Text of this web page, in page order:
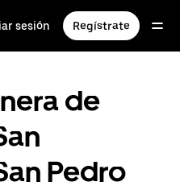
sesión Regístrate
de
Pedro